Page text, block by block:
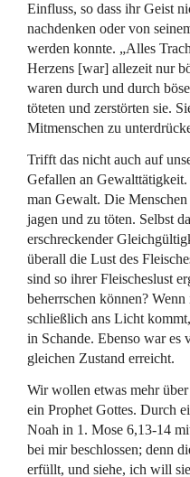
Einfluss, so dass ihr Geist
nachdenken oder von
werden konnte. „Alles
Herzens [war] allezeit nur
waren durch und durch
töteten und zerstörten sie.
Mitmenschen zu
Trifft das nicht auch auf
Gefallen an
man Gewalt. Die
jagen und zu töten. Selbst
erschreckender
überall die Lust des
sind so ihrer Fleischeslust
beherrschen können?
schließlich ans Licht
in Schande. Ebenso war es
gleichen Zustand erreicht.
Wir wollen etwas mehr
ein Prophet Gottes. Durch
Noah in 1. Mose 6,13-14
bei mir beschlossen; denn
erfüllt, und siehe, ich will